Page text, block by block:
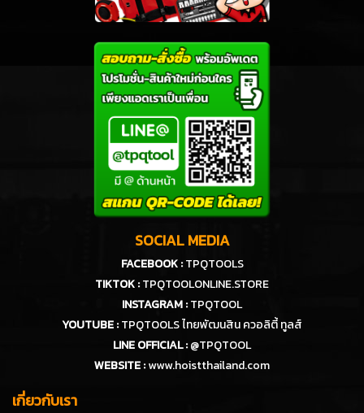
SOCIAL MEDIA
FACEBOOK : TPQTOOLS
TIKTOK :TPQTOOLONLINE.STORE
INSTAGRAM :TPQTOOL
YOUTUBE :TPQTOOLS ไทยพัฒนสิน ควอลิตี้ ทูลส์
LINE OFFICIAL :@TPQTOOL
WEBSITE :www.hoistthailand.com
เกี่ยวกับเรา